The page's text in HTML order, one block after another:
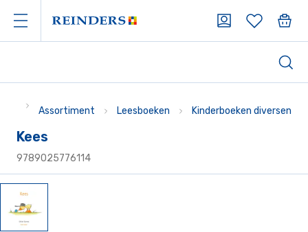
Assortiment Leesboeken Kinderboeken diversen
Kees
9789025776114